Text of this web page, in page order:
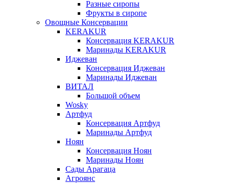
Разные сиропы
Фрукты в сиропе
Овощные Консервации
KERAKUR
Консервация KERAKUR
Маринады KERAKUR
Иджеван
Консервация Иджеван
Маринады Иджеван
ВИТАЛ
Большой объем
Wosky
Артфуд
Консервация Артфуд
Маринады Артфуд
Ноян
Консервация Ноян
Маринады Ноян
Сады Арагаца
Агроянс